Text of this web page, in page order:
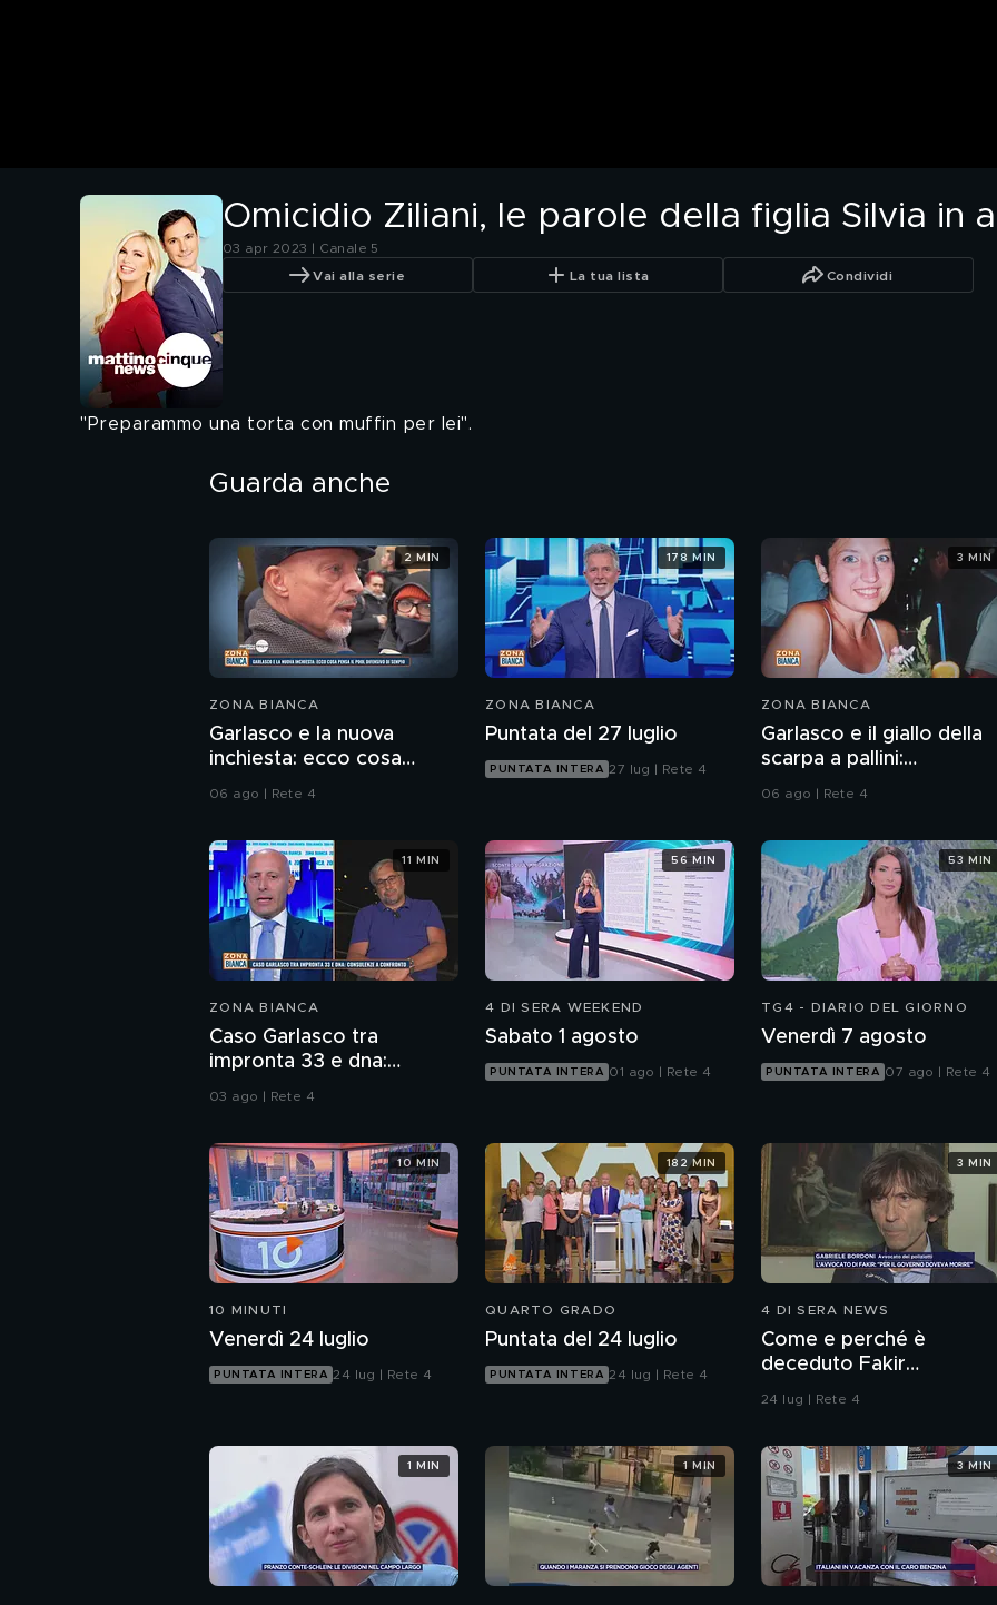
Omicidio Ziliani, le parole della figlia Silvia in
03 apr 2023 | Canale 5
Vai alla serie La tua lista Condividi
"Preparammo una torta con muffin per lei".
Guarda anche
ZONA BIANCA
Garlasco e la nuova
inchiesta: ecco cosa
pensa il pool difensivo di
06 ago | Rete 4
2 MIN
ZONA BIANCA
Puntata del 27 luglio
PUNTATA INTERA 27 lug | Rete 4
178 MIN
ZONA BIANCA
Garlasco e il giallo della
scarpa a pallini:
compatibile col piede di
06 ago | Rete 4
3 MIN
ZONA BIANCA
Caso Garlasco tra
impronta 33 e dna:
consulenze a confronto
03 ago | Rete 4
11 MIN
4 DI SERA WEEKEND
Sabato 1 agosto
PUNTATA INTERA 01 ago | Rete 4
56 MIN
TG4 - DIARIO DEL GIORNO
Venerdì 7 agosto
PUNTATA INTERA 07 ago | Rete 4
53 MIN
10 MINUTI
Venerdì 24 luglio
PUNTATA INTERA 24 lug | Rete 4
10 MIN
QUARTO GRADO
Puntata del 24 luglio
PUNTATA INTERA 24 lug | Rete 4
182 MIN
4 DI SERA NEWS
Come e perché è
deceduto Fakir
Abderrahim?
24 lug | Rete 4
3 MIN
1 MIN 1 MIN 3 MIN